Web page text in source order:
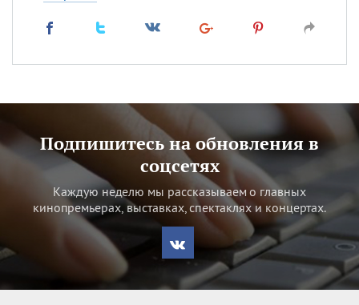
Подпишитесь на обновления в
соцсетях
Каждую неделю мы рассказываем о главных
кинопремьерах, выставках, спектаклях и концертах.